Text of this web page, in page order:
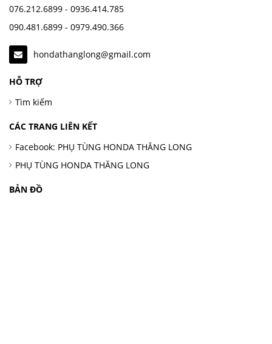
076.212.6899 - 0936.414.785
090.481.6899 - 0979.490.366
hondathanglong@gmail.com
HỖ TRỢ
Tìm kiếm
CÁC TRANG LIÊN KẾT
Facebook: PHỤ TÙNG HONDA THĂNG LONG
PHỤ TÙNG HONDA THĂNG LONG
BẢN ĐỒ